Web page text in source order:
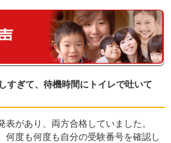
すぎて、待機時間にトイレで吐いて
があり、両方合格していました。
何度も何度も自分の受験番号を確認し